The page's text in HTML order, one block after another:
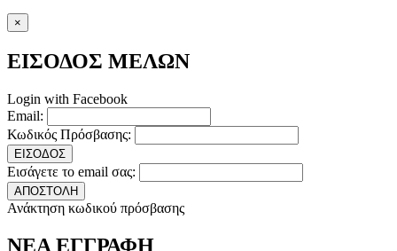
×
ΕΙΣΟΔΟΣ ΜΕΛΩΝ
Login with Facebook
Email:
Κωδικός Πρόσβασης:
ΕΙΣΟΔΟΣ
Εισάγετε το email σας:
ΑΠΟΣΤΟΛΗ
Ανάκτηση κωδικού πρόσβασης
ΝΕΑ ΕΓΓΡΑΦΗ